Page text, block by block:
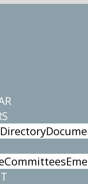
Committees